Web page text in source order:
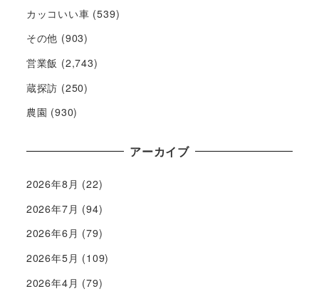
カッコいい車 (539)
その他 (903)
営業飯 (2,743)
蔵探訪 (250)
農園 (930)
アーカイブ
2026年8月 (22)
2026年7月 (94)
2026年6月 (79)
2026年5月 (109)
2026年4月 (79)